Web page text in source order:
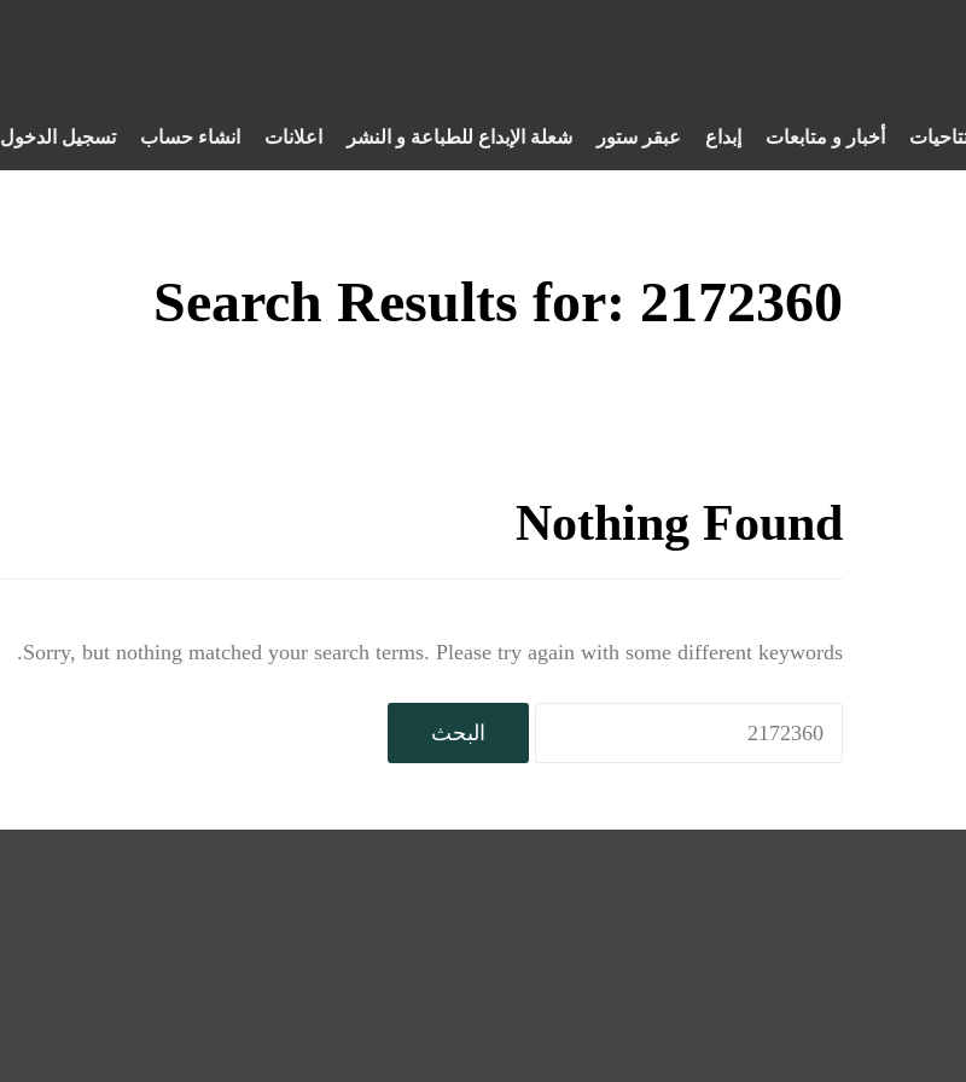
أخبار و متابعات إبداع عبقر ستور شعلة الإبداع للطباعة و النشر اعلانات انشاء حساب تسجيل الدخول
Search Results for: 2172360
Nothing Found
Sorry, but nothing matched your search terms. Please try again with some different keywords.